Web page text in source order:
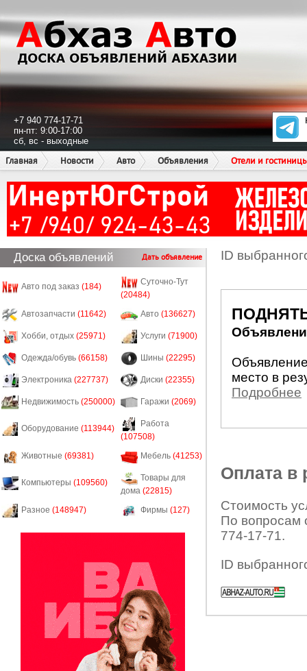
+7 940 774-17-71
пн-пт: 9:00-17:00
сб, вс - выходные
Главная
Новости Авто Объявления Отели и
Доска объявлений Дать объявление
Авто под заказ (184)
Суточно-Тут
(20484)
Автозапчасти (11642) Авто (136627)
Хобби, отдых (25971) Услуги (71900)
Одежда/обувь (66158) Шины (22295)
Электроника (227737) Диски (22355)
Недвижимость (250000) Гаражи (2069)
Оборудование (113944)
Работа
(107508)
Животные (69381) Мебель (41253)
Компьютеры (109560)
Товары для
дома (22815)
Разное (148947) Фирмы (127)
ID
место в
Подробнее
Оплата в
Стоимость
По вопросам
774-17-71.
ID